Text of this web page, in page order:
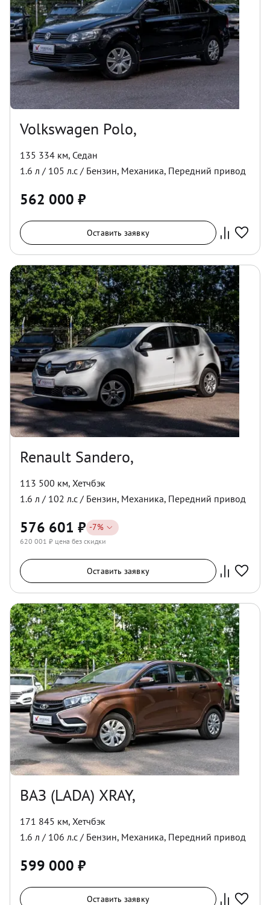
Volkswagen Polo,
135 334 км, Седан
1.6 л / 105 л.с / Бензин, Механика, Передний привод
562 000 ₽
Оставить заявку
Renault Sandero,
113 500 км, Хетчбэк
1.6 л / 102 л.с / Бензин, Механика, Передний привод
576 601 ₽ -7%
620 001 ₽ цена без скидки
Оставить заявку
ВАЗ (LADA) XRAY,
171 845 км, Хетчбэк
1.6 л / 106 л.с / Бензин, Механика, Передний привод
599 000 ₽
Оставить заявку